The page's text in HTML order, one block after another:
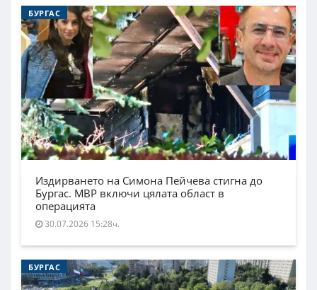
БУРГАС
Издирването на Симона Пейчева стигна до
Бургас. МВР включи цялата област в
операцията
30.07.2026 15:28ч.
БУРГАС